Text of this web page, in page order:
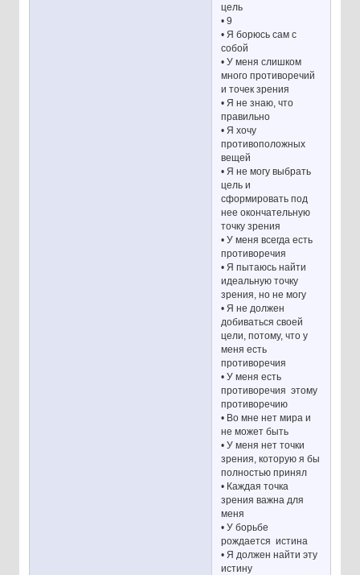
цель
• 9
• Я борюсь сам с
собой
• У меня слишком
много противоречий
и точек зрения
• Я не знаю, что
правильно
• Я хочу
противоположных
вещей
• Я не могу выбрать
цель и
сформировать под
нее окончательную
точку зрения
• У меня всегда есть
противоречия
• Я пытаюсь найти
идеальную точку
зрения, но не могу
• Я не должен
добиваться своей
цели, потому, что у
меня есть
противоречия
• У меня есть
противоречия этому
противоречию
• Во мне нет мира и
не может быть
• У меня нет точки
зрения, которую я бы
полностью принял
• Каждая точка
зрения важна для
меня
• У борьбе
рождается истина
• Я должен найти эту
истину